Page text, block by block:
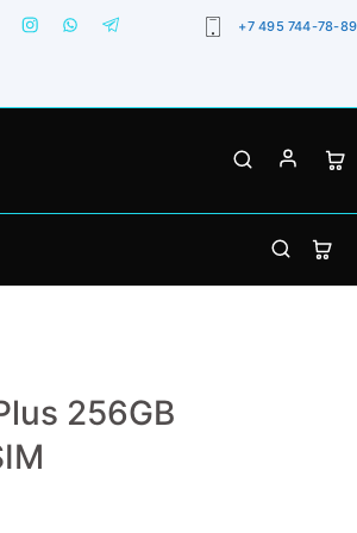
+7 495 744-78-89
256GB